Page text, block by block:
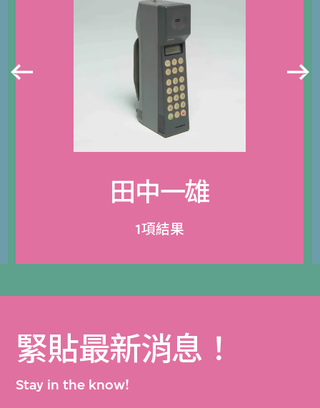
田中一雄
1項結果
緊貼最新消息！
Stay in the know!